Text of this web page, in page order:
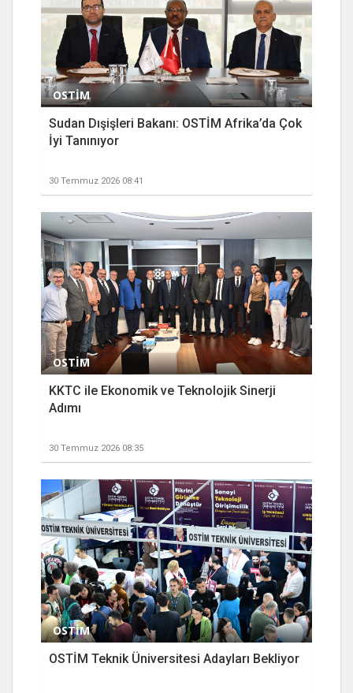
OSTİM
Sudan Dışişleri Bakanı: OSTİM Afrika’da Çok
İyi Tanınıyor
30 Temmuz 2026 08:41
OSTİM
KKTC ile Ekonomik ve Teknolojik Sinerji
Adımı
30 Temmuz 2026 08:35
OSTİM
OSTİM Teknik Üniversitesi Adayları Bekliyor